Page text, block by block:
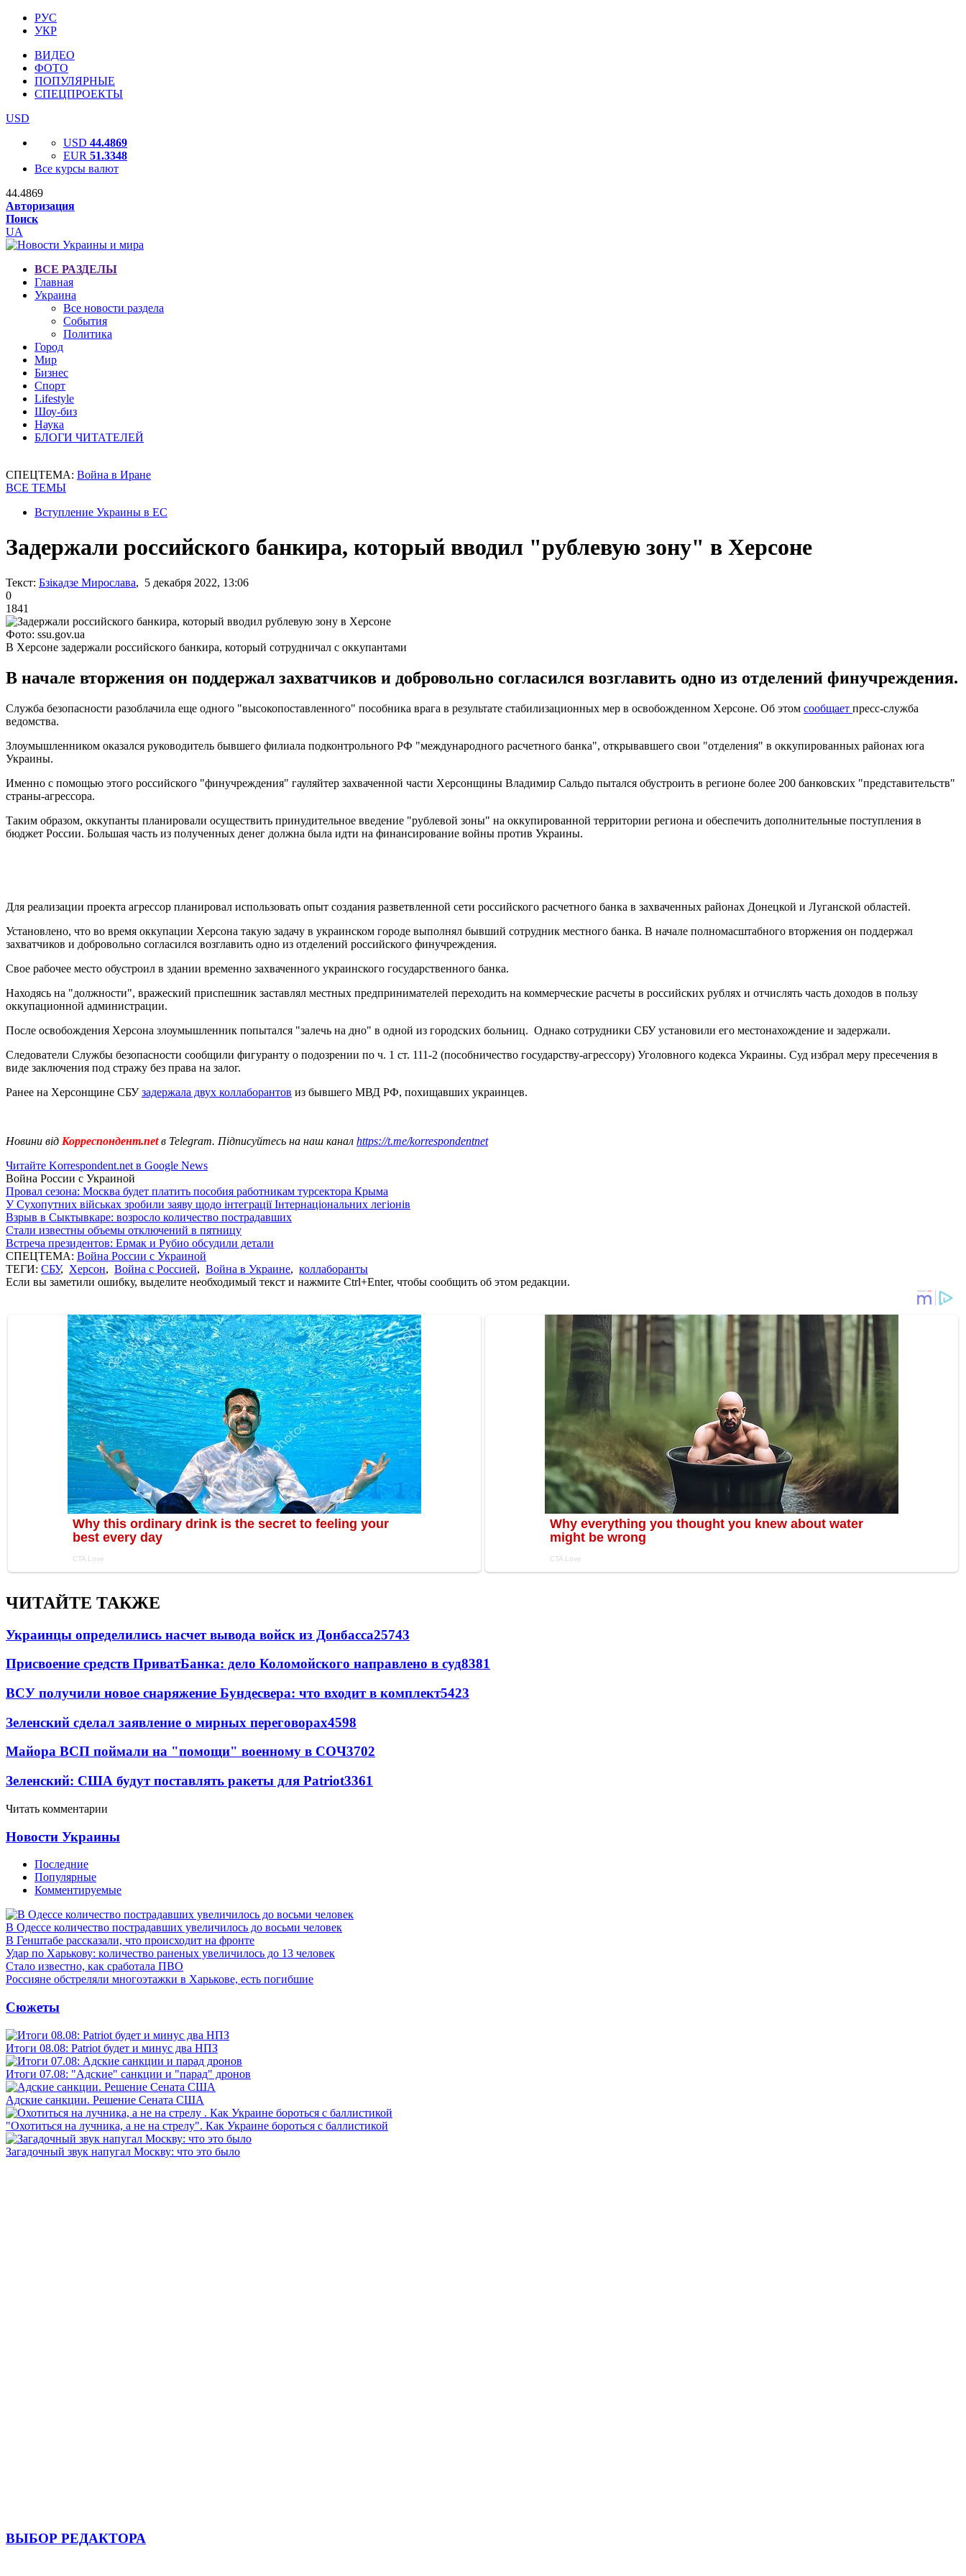
РУС
УКР
ВИДЕО
ФОТО
ПОПУЛЯРНЫЕ
СПЕЦПРОЕКТЫ
USD
USD 44.4869
EUR 51.3348
Все курсы валют
44.4869
Авторизация
Поиск
UA
ВСЕ РАЗДЕЛЫ
Главная
Украина
Все новости раздела
События
Политика
Город
Мир
Бизнес
Спорт
Lifestyle
Шоу-биз
Наука
БЛОГИ ЧИТАТЕЛЕЙ
СПЕЦТЕМА: Война в Иране
ВСЕ ТЕМЫ
Вступление Украины в ЕС
Задержали российского банкира, который вводил "рублевую зону" в Херсоне
Текст: Бзікадзе Мирослава, 5 декабря 2022, 13:06
0
1841
Фото: ssu.gov.ua
В Херсоне задержали российского банкира, который сотрудничал с оккупантами
В начале вторжения он поддержал захватчиков и добровольно согласился возглавить одно из отделений финучреждения.
Служба безопасности разоблачила еще одного "высокопоставленного" пособника врага в результате стабилизационных мер в освобожденном Херсоне. Об этом сообщает пресс-служба
ведомства.
Злоумышленником оказался руководитель бывшего филиала подконтрольного РФ "международного расчетного банка", открывавшего свои "отделения" в оккупированных районах юга
Украины.
Именно с помощью этого российского "финучреждения" гауляйтер захваченной части Херсонщины Владимир Сальдо пытался обустроить в регионе более 200 банковских "представительств"
страны-агрессора.
Таким образом, оккупанты планировали осуществить принудительное введение "рублевой зоны" на оккупированной территории региона и обеспечить дополнительные поступления в
бюджет России. Большая часть из полученных денег должна была идти на финансирование войны против Украины.
Для реализации проекта агрессор планировал использовать опыт создания разветвленной сети российского расчетного банка в захваченных районах Донецкой и Луганской областей.
Установлено, что во время оккупации Херсона такую задачу в украинском городе выполнял бывший сотрудник местного банка. В начале полномасштабного вторжения он поддержал
захватчиков и добровольно согласился возглавить одно из отделений российского финучреждения.
Свое рабочее место обустроил в здании временно захваченного украинского государственного банка.
Находясь на "должности", вражеский приспешник заставлял местных предпринимателей переходить на коммерческие расчеты в российских рублях и отчислять часть доходов в пользу
оккупационной администрации.
После освобождения Херсона злоумышленник попытался "залечь на дно" в одной из городских больниц. Однако сотрудники СБУ установили его местонахождение и задержали.
Следователи Службы безопасности сообщили фигуранту о подозрении по ч. 1 ст. 111-2 (пособничество государству-агрессору) Уголовного кодекса Украины. Суд избрал меру пресечения в
виде заключения под стражу без права на залог.
Ранее на Херсонщине СБУзадержала двух коллаборантов из бывшего МВД РФ, похищавших украинцев.
Новини від Корреспондент.netв Telegram. Підписуйтесь на наш канал https://t.me/korrespondentnet
Читайте Korrespondent.net в Google News
Война России с Украиной
Провал сезона: Москва будет платить пособия работникам турсектора Крыма
У Сухопутних військах зробили заяву щодо інтеграції Інтернаціональних легіонів
Взрыв в Сыктывкаре: возросло количество пострадавших
Стали известны объемы отключений в пятницу
Встреча президентов: Ермак и Рубио обсудили детали
СПЕЦТЕМА: Война России с Украиной
ТЕГИ: СБУ, Херсон, Война с Россией, Война в Украине, коллаборанты
Если вы заметили ошибку, выделите необходимый текст и нажмите Ctrl+Enter, чтобы сообщить об этом редакции.
ЧИТАЙТЕ ТАКЖЕ
Украинцы определились насчет вывода войск из Донбасса25743
Присвоение средств ПриватБанка: дело Коломойского направлено в суд8381
ВСУ получили новое снаряжение Бундесвера: что входит в комплект5423
Зеленский сделал заявление о мирных переговорах4598
Майора ВСП поймали на "помощи" военному в СОЧ3702
Зеленский: США будут поставлять ракеты для Patriot3361
Читать комментарии
Новости Украины
Последние
Популярные
Комментируемые
В Одессе количество пострадавших увеличилось до восьми человек
В Генштабе рассказали, что происходит на фронте
Удар по Харькову: количество раненых увеличилось до 13 человек
Стало известно, как сработала ПВО
Россияне обстреляли многоэтажки в Харькове, есть погибшие
Сюжеты
Итоги 08.08: Patriot будет и минус два НПЗ
Итоги 07.08: "Адские" санкции и "парад" дронов
Адские санкции. Решение Сената США
"Охотиться на лучника, а не на стрелу". Как Украине бороться с баллистикой
Загадочный звук напугал Москву: что это было
ВЫБОР РЕДАКТОРА